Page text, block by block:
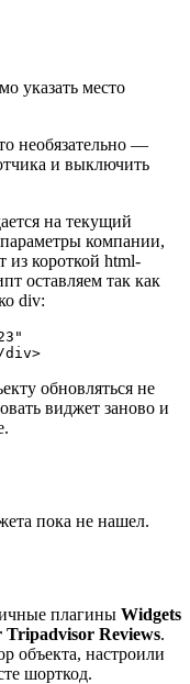
указать место
необязательно —
и выключить
на текущий
компании,
из короткой html-
оставляем так как
div:
div>
обновляться не
виджет заново и
пока не нашел.
плагины Widgets
Tripadvisor Reviews.
объекта, настроили
шорткод.